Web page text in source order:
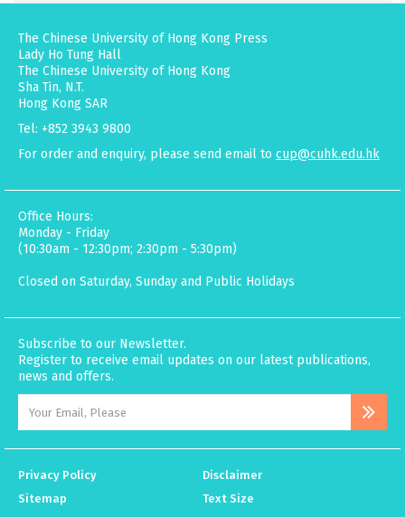
The Chinese University of Hong Kong Press
Lady Ho Tung Hall
The Chinese University of Hong Kong
Sha Tin, N.T.
Hong Kong SAR
Tel: +852 3943 9800
For order and enquiry, please send email to cup@cuhk.edu.hk
Office Hours:
Monday - Friday
(10:30am - 12:30pm; 2:30pm - 5:30pm)
Closed on Saturday, Sunday and Public Holidays
Subscribe to our Newsletter.
Register to receive email updates on our latest publications,
news and offers.
Privacy Policy
Disclaimer
Sitemap
Text Size